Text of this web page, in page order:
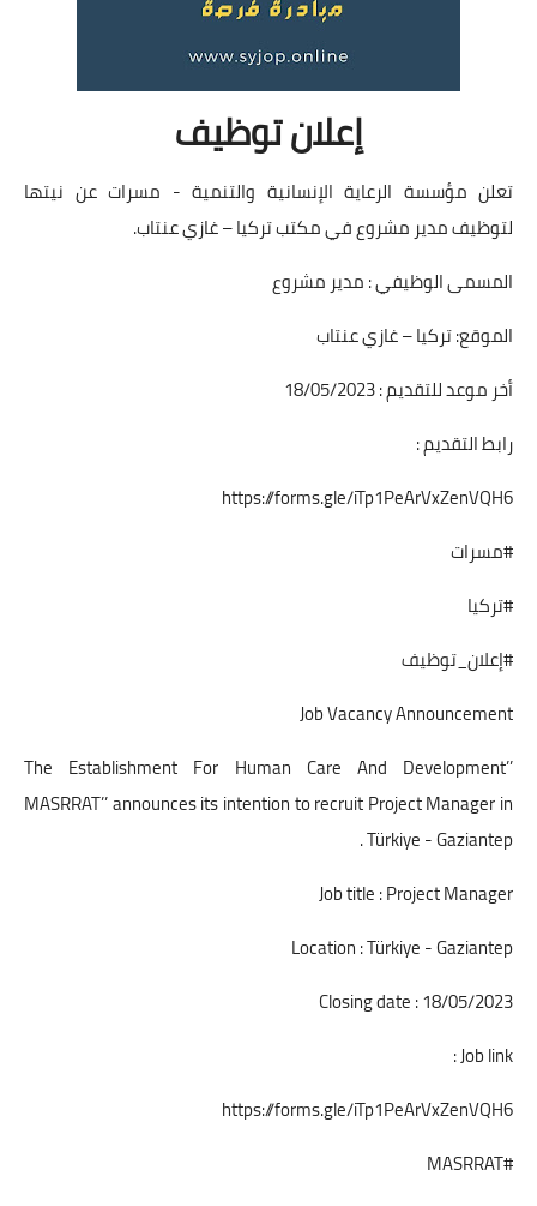
إعلان توظيف
تعلن مؤسسة الرعاية الإنسانية والتنمية - مسرات عن نيتها
لتوظيف مدير مشروع في مكتب تركيا – غازي عنتاب.
المسمى الوظيفي : مدير مشروع
الموقع: تركيا – غازي عنتاب
أخر موعد للتقديم : 18/05/2023
رابط التقديم :
https://forms.gle/iTp1PeArVxZenVQH6
#مسرات
#تركيا
#إعلان_توظيف
Job Vacancy Announcement
The Establishment For Human Care And Development’’
MASRRAT’’ announces its intention to recruit Project Manager in
Türkiye - Gaziantep .
Job title : Project Manager
Location : Türkiye - Gaziantep
Closing date : 18/05/2023
Job link :
https://forms.gle/iTp1PeArVxZenVQH6
#MASRRAT